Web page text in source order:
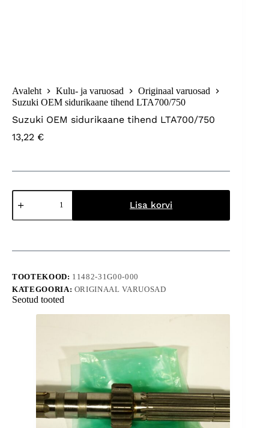
Avaleht Kulu- ja varuosad
Originaal varuosad
Suzuki OEM sidurikaane tihend LTA700/750
Suzuki OEM sidurikaane tihend LTA700/750
13,22 €
Suzuki
OEM
Lisa korvi
TOOTEKOOD: 11482-31G00-000
KATEGOORIA: ORIGINAAL VARUOSAD
Seotud tooted